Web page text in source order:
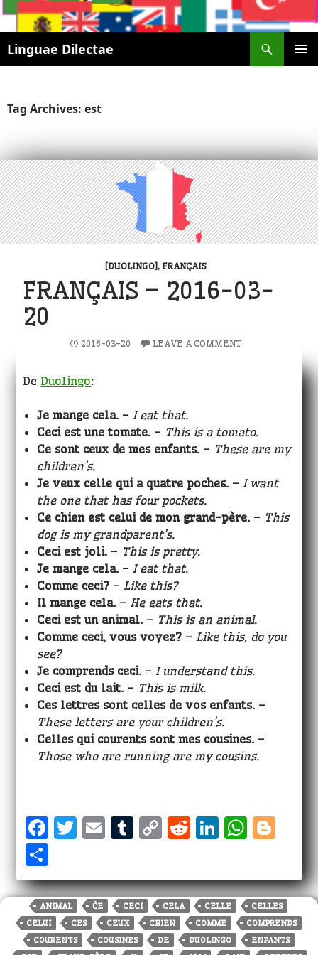
Linguae Dilectae
SKIP
Tag Archives: est
[DUOLINGO], FRANÇAIS
FRANÇAIS – 2016-03-
20
2016-03-20 LEAVE A COMMENT
DeDuolingo:
Je mange cela. –I eat that.
Ceci est une tomate. – This is a tomato.
Ce sont ceux de mes enfants. – These are my
children’s.
Je veux celle qui a quatre poches. –I want
the one that has four pockets.
Ce chien est celui de mon grand-père. – This
dog is my grandparent’s.
Ceci est joli. – This is pretty.
Je mange cela. –I eat that.
Comme ceci? –Like this?
Il mange cela. – He eats that.
Ceci est un animal. – This is an animal.
Comme ceci, vous voyez? –Like this, do you
see?
Je comprends ceci. –I understand this.
Ceci est du lait. – This is milk.
Ces lettres sont celles de vos enfants. –
These letters are your children’s.
Celles qui courents sont mes cousines. –
Those who are running are my cousins.
F
c
e
b
o
T
it
te
r
E
ai
l
T
m
bl
r
C
p
y
Li
n
R
d
di
t
Li
k
e
dI
n
W
a
ts
A
p
g
g
e
r
h
a
r
e
ANIMAL ĈE CECI CELA CELLE
CELLES
CELUI
CES CEUX CHIEN COMME
COMPRENDS
COURENTS
COUSINES DE DUOLINGO
ENFANTS